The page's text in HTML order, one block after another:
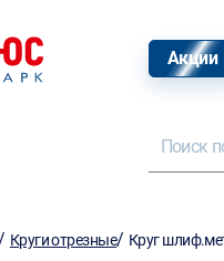
Акции
Круги отрезные/ Круг